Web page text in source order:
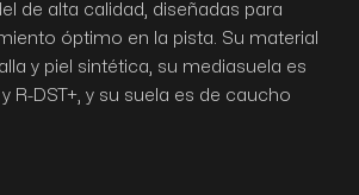
de alta calidad, diseñadas para
óptimo en la pista. Su material
y piel sintética, su mediasuela es
R-DST+, y su suela es de caucho